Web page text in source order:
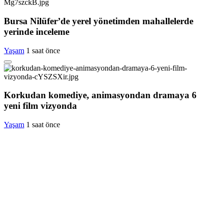
Bursa Nilüfer’de yerel yönetimden mahallelerde
yerinde inceleme
Yaşam 1 saat önce
Korkudan komediye, animasyondan dramaya 6
yeni film vizyonda
Yaşam 1 saat önce